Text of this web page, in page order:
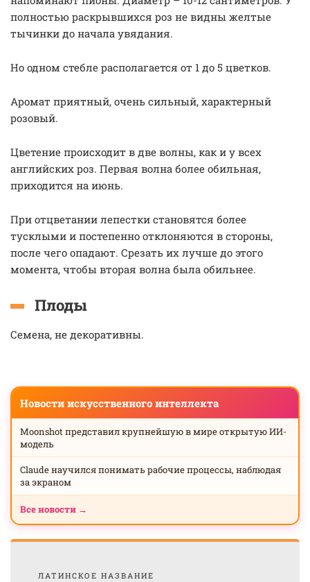
полностью раскрывшихся роз не видны желтые
тычинки до начала увядания.
Но одном стебле располагается от 1 до 5 цветков.
Аромат приятный, очень сильный, характерный
розовый.
Цветение происходит в две волны, как и у всех
английских роз. Первая волна более обильная,
приходится на июнь.
При отцветании лепестки становятся более
тусклыми и постепенно отклоняются в стороны,
после чего опадают. Срезать их лучше до этого
момента, чтобы вторая волна была обильнее.
Плоды
Семена, не декоративны.
Новости искусственного интеллекта
Moonshot представил крупнейшую в мире открытую ИИ-
модель
Claude научился понимать рабочие процессы, наблюдая
за экраном
Все новости →
ЛАТИНСКОЕ НАЗВАНИЕ